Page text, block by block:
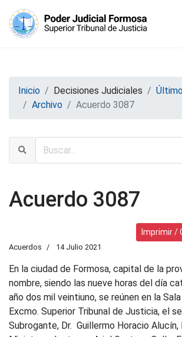
Inicio Decisiones Judiciales
Archivo
Acuerdo 3087
Acuerdo 3087
Imprimir /
Acuerdos 14 Julio 2021
En la ciudad de Formosa, capital de la
nombre, siendo las nueve horas del día
año dos mil veintiuno, se reúnen en la
Excmo. Superior Tribunal de Justicia, el
Subrogante, Dr. Guillermo Horacio Alucín,